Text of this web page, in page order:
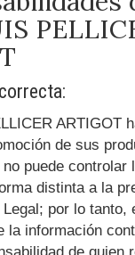
ARTIGOT
de sus
puede controlar
distinta a la
por lo tanto,
la información